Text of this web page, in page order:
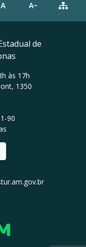
de
às 17h
1350
90